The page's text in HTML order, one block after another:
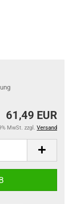
61,49 EUR
MwSt. zzgl. Versand